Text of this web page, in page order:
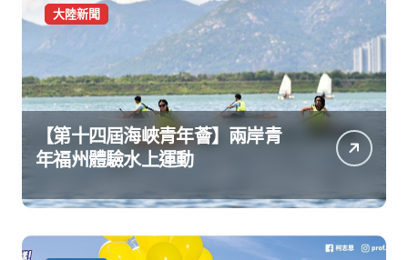
大陸新聞
【第十四屆海峽青年薈】兩岸青
年福州體驗水上運動